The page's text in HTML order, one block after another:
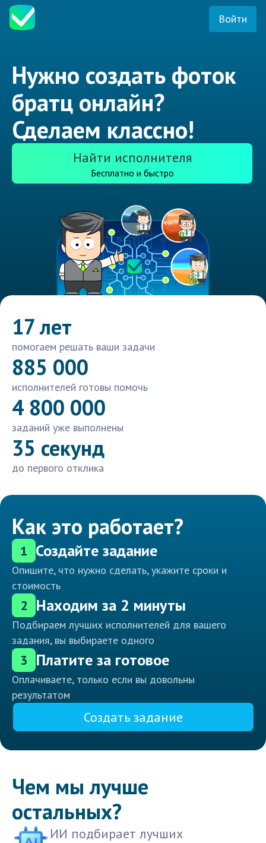
Войти
Нужно создать фоток
братц онлайн?
Сделаем классно!
Найти исполнителя
Бесплатно и быстро
17 лет
помогаем решать ваши задачи
885 000
исполнителей готовы помочь
4 800 000
заданий уже выполнены
35 секунд
до первого отклика
Как это работает?
1 Создайте задание
Опишите, что нужно сделать, укажите сроки и
стоимость
2 Находим за 2 минуты
Подбираем лучших исполнителей для вашего
задания, вы выбираете одного
3 Платите за готовое
Оплачиваете, только если вы довольны
результатом
Создать задание
Чем мы лучше
остальных?
ИИ подбирает лучших